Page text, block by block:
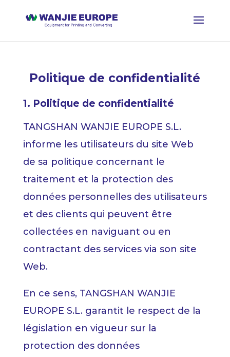
Politique de confidentialité
1. Politique de confidentialité
TANGSHAN WANJIE EUROPE S.L.
informe les utilisateurs du site Web
de sa politique concernant le
traitement et la protection des
données personnelles des utilisateurs
et des clients qui peuvent être
collectées en naviguant ou en
contractant des services via son site
Web.
En ce sens, TANGSHAN WANJIE
EUROPE S.L. garantit le respect de la
législation en vigueur sur la
protection des données